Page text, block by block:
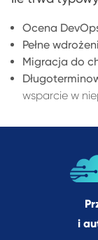
Ocena
Pełne
Migracja do
wsparcie w
i